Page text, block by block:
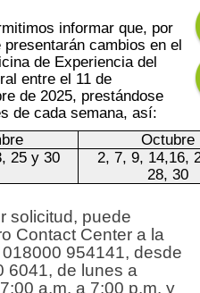
informar que, por
cambios en el
de Experiencia del
entre el 11 de
de 2025, prestándose
de cada semana, así:
Octubre
25 y 30
2, 7, 9, 14,16,
28, 30
solicitud, puede
Contact Center a la
954141, desde
6041, de lunes a
a.m. a 7:00 p.m. y